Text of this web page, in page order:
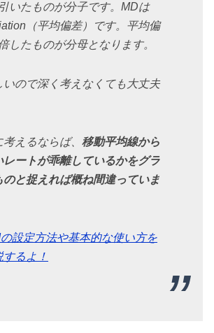
いたものが分子です。MDは
（平均偏差）です。平均偏
したものが分母となります。
いので深く考えなくても大丈夫
えるならば、 移動平均線から
レートが乖離しているかをグラ
のと捉えれば概ね間違っていま
設定方法や基本的な使い方を
るよ！